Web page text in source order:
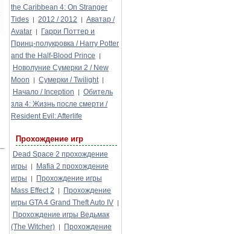
the Caribbean 4: On Stranger
Tides | 2012 / 2012 | Аватар /
Avatar |
Гарри Поттер и
Принц-полукровка / Harry Potter
and the Half-Blood Prince
|
Новолуние Сумерки 2 / New
Moon
| Сумерки / Twilight |
Начало / Inception | Обитель
зла 4: Жизнь после смерти /
Resident Evil: Afterlife
Прохождение игр
Dead Space 2 прохождение
игры
|
Mafia 2 прохождение
игры
|
Прохождение игры
Mass Effect 2
|
Прохождение
игры GTA 4 Grand Theft Auto IV |
Прохождение игры Ведьмак
(The Witcher) |
Прохождение